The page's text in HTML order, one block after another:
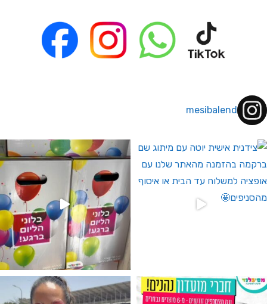
mesibalend
לחברי מועדון ומצטרפים חדשים🤍
מין העובר רק במסיבלנד !! קיים